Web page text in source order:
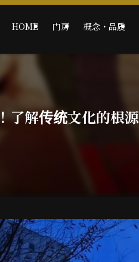
HOME 门房 概念・品质
了解传统文化的根源